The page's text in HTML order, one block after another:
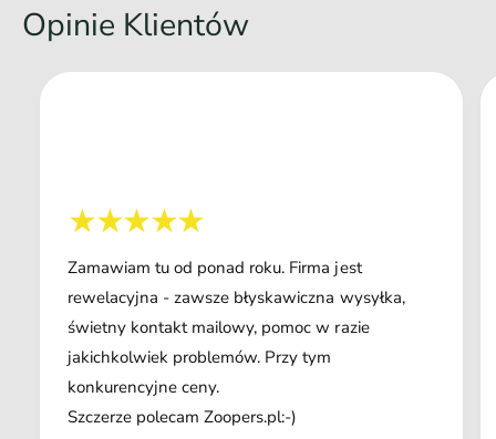
Opinie Klientów
Zamawiam tu od ponad roku. Firma jest
rewelacyjna - zawsze błyskawiczna wysyłka,
świetny kontakt mailowy, pomoc w razie
jakichkolwiek problemów. Przy tym
konkurencyjne ceny.
Szczerze polecam Zoopers.pl:-)